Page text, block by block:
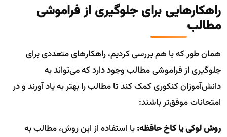
راهکار‌هایی برای جلوگیری از فراموشی
مطالب
همان طور که با هم بررسی کردیم، راهکار‌های متعددی برای
جلوگیری از فراموشی مطالب وجود دارد که می‌تواند به
دانش‌آموزان کنکوری کمک کند تا مطالب را بهتر به یاد آورند و در
امتحانات موفق‌تر باشند:
روش لوکی یا کاخ حافظه:با استفاده از این روش، مطالب به